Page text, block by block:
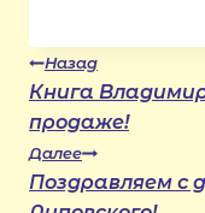
по
Назад
Книга
продаже!
Далее
Поздравляем с